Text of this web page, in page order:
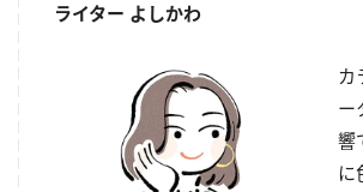
ライター よしかわ
カ
ー
響
に